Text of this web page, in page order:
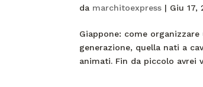
da marchitoexpress | Giu 17,
Giappone: come
generazione, quella nati a
animati. Fin da piccolo avrei